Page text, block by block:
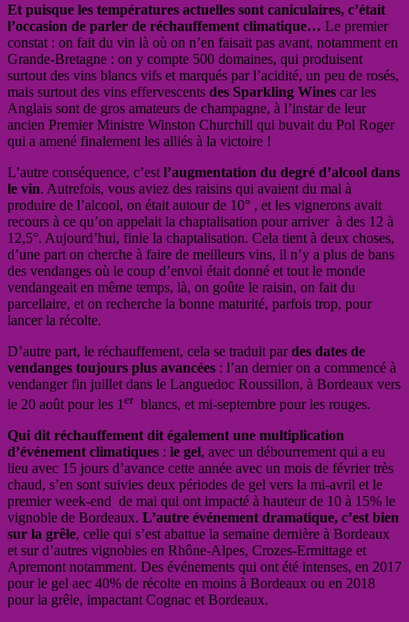
Et puisque les températures actuelles sont caniculaires, c’était
l’occasion de parler de réchauffement climatique… Le premier
constat : on fait du vin là où on n’en faisait pas avant, notamment en
Grande-Bretagne : on y compte 500 domaines, qui produisent
surtout des vins blancs vifs et marqués par l’acidité, un peu de rosés,
mais surtout des vins effervescents des Sparkling Wines car les
Anglais sont de gros amateurs de champagne, à l’instar de leur
ancien Premier Ministre Winston Churchill qui buvait du Pol Roger
qui a amené finalement les alliés à la victoire !
L’autre conséquence, c’est l’augmentation du degré d’alcool dans
le vin. Autrefois, vous aviez des raisins qui avaient du mal à
produire de l’alcool, on était autour de 10° , et les vignerons avait
recours à ce qu’on appelait la chaptalisation pour arriver à des 12 à
12,5°. Aujourd’hui, finie la chaptalisation. Cela tient à deux choses,
d’une part on cherche à faire de meilleurs vins, il n’y a plus de bans
des vendanges où le coup d’envoi était donné et tout le monde
vendangeait en même temps, là, on goûte le raisin, on fait du
parcellaire, et on recherche la bonne maturité, parfois trop, pour
lancer la récolte.
D’autre part, le réchauffement, cela se traduit pardes dates de
vendanges toujours plus avancées : l’an dernier on a commencé à
vendanger fin juillet dans le Languedoc Roussillon, à Bordeaux vers
le 20 août pour les 1 erblancs, et mi-septembre pour les rouges.
Qui dit réchauffement dit également une multiplication
d’événement climatiques : le gel, avec un débourrement qui a eu
lieu avec 15 jours d’avance cette année avec un mois de février très
chaud, s’en sont suivies deux périodes de gel vers la mi-avril et le
premier week-end de mai qui ont impacté à hauteur de 10 à 15% le
vignoble de Bordeaux. L’autre événement dramatique, c’est bien
sur la grêle, celle qui s’est abattue la semaine dernière à Bordeaux
et sur d’autres vignobles en Rhône-Alpes, Crozes-Ermittage et
Apremont notamment. Des événements qui ont été intenses, en 2017
pour le gel aec 40% de récolte en moins à Bordeaux ou en 2018
pour la grêle, impactant Cognac et Bordeaux.